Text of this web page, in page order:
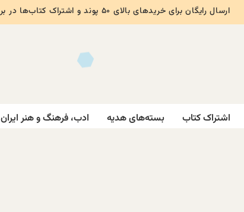
ارسال رایگان برای خریدهای بالای ۵۰ پوند و اشتراک کتاب‌ها در بریتانیا
اشتراک کتاب بسته‌های هدیه ادب، فرهنگ و هنر ایران